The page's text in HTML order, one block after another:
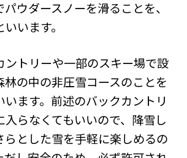
ウダースノーを滑ることを、
います。
ントリーや一部のスキー場で設
林の中の非圧雪コースのことを
います。前述のバックカントリ
入らなくてもいいので、降雪し
らとした雪を手軽に楽しめるの